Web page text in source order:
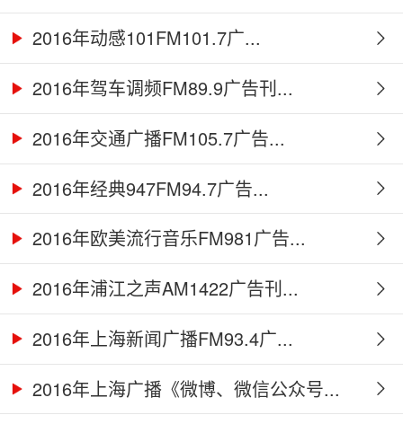
2016年动感101FM101.7广...
2016年驾车调频FM89.9广告刊...
2016年交通广播FM105.7广告...
2016年经典947FM94.7广告...
2016年欧美流行音乐FM981广告...
2016年浦江之声AM1422广告刊...
2016年上海新闻广播FM93.4广...
2016年上海广播《微博、微信公众号...